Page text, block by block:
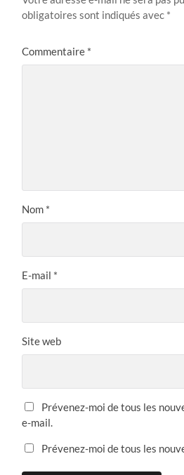
obligatoires sont indiqués avec *
Commentaire *
Nom *
E-mail *
Site web
Prévenez-moi de tous les
e-mail.
Prévenez-moi de tous les